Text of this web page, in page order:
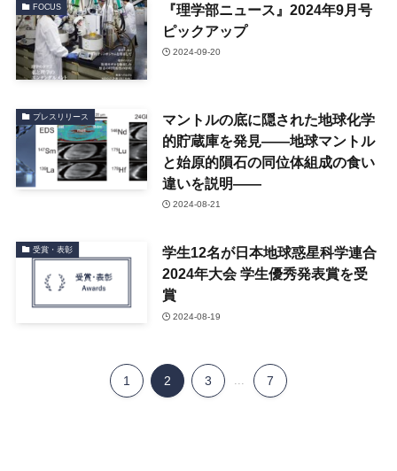
FOCUS
『理学部ニュース』2024年9月号
ピックアップ
2024-09-20
プレスリリース
マントルの底に隠された地球化学
的貯蔵庫を発見――地球マントル
と始原的隕石の同位体組成の食い
違いを説明――
2024-08-21
受賞・表彰
学生12名が日本地球惑星科学連合
2024年大会 学生優秀発表賞を受
賞
2024-08-19
1 2 3 7